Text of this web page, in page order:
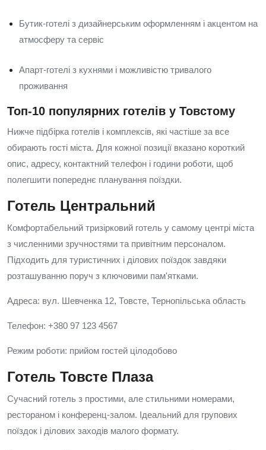
Бутик-готелі з дизайнерським оформленням і акцентом на
атмосферу та сервіс
Апарт-готелі з кухнями і можливістю тривалого
проживання
Топ-10 популярних готелів у Товстому
Нижче підбірка готелів і комплексів, які частіше за все
обирають гості міста. Для кожної позиції вказано короткий
опис, адресу, контактний телефон і години роботи, щоб
полегшити попереднє планування поїздки.
Готель Центральний
Комфортабельний тризірковий готель у самому центрі міста
з численними зручностями та привітним персоналом.
Підходить для туристичних і ділових поїздок завдяки
розташуванню поруч з ключовими пам'ятками.
Адреса: вул. Шевченка 12, Товсте, Тернопільська область
Телефон: +380 97 123 4567
Режим роботи: прийом гостей цілодобово
Готель Товсте Плаза
Сучасний готель з простими, але стильними номерами,
рестораном і конференц-залом. Ідеальний для групових
поїздок і ділових заходів малого формату.